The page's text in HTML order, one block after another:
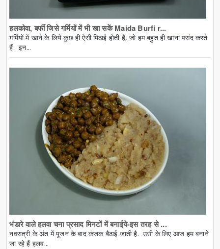
हलकोवा, बर्फी जिसे गर्मियों में भी खा सकें Maida Burfi r...
गर्मियों में खाने के लिये कुछ ही ऐसी मिठाई होती हैं, जो हम बहुत ही खाना पसंद करते
हैं. इन...
भंडारे वाले हलवा चना प्रसाद मिनटों में बनाईये-इस तरह से ...
नवरात्री के अंत में पूजन के बाद कंजक बैठाई जाती है. उसी के लिए आज हम बनाने
जा रहे हैं हलव...